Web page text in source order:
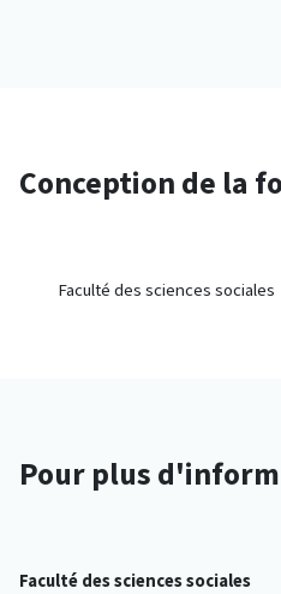
Conception de la
Faculté des sciences sociales
Pour plus
Faculté des sciences sociales